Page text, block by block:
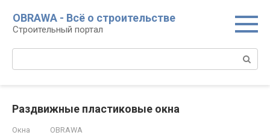
контенту
OBRAWA - Всё о строительстве
Строительный портал
Раздвижные пластиковые окна
Окна OBRAWA